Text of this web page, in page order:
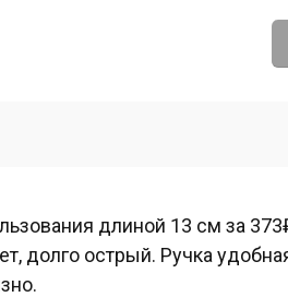
длиной 13 см за
долго острый. Ручка